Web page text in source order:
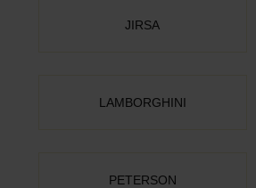
JIRSA
LAMBORGHINI
PETERSON